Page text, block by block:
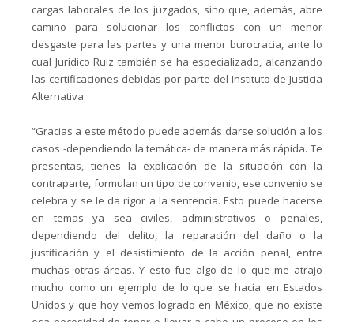
cargas laborales de los juzgados, sino que, además, abre
camino para solucionar los conflictos con un menor
desgaste para las partes y una menor burocracia, ante lo
cual Jurídico Ruiz también se ha especializado, alcanzando
las certificaciones debidas por parte del Instituto de Justicia
Alternativa.
“Gracias a este método puede además darse solución a los
casos -dependiendo la temática- de manera más rápida. Te
presentas, tienes la explicación de la situación con la
contraparte, formulan un tipo de convenio, ese convenio se
celebra y se le da rigor a la sentencia. Esto puede hacerse
en temas ya sea civiles, administrativos o penales,
dependiendo del delito, la reparación del daño o la
justificación y el desistimiento de la acción penal, entre
muchas otras áreas. Y esto fue algo de lo que me atrajo
mucho como un ejemplo de lo que se hacía en Estados
Unidos y que hoy vemos logrado en México, que no existe